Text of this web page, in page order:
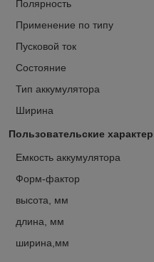
Полярность
Применение по типу
Пусковой ток
Состояние
Тип аккумулятора
Ширина
Пользовательские
Емкость аккумулятора
Форм-фактор
высота, мм
длина, мм
ширина,мм